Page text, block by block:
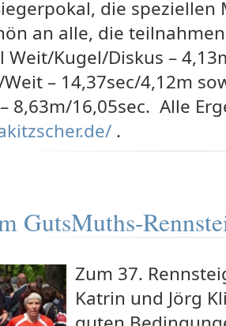
die
an alle, die
Weit/Kugel/Diskus –
– 14,37sec/4,12m
8,63m/16,05sec. Alle
.
GutsMuths-
Zum 37.
Katrin und Jörg